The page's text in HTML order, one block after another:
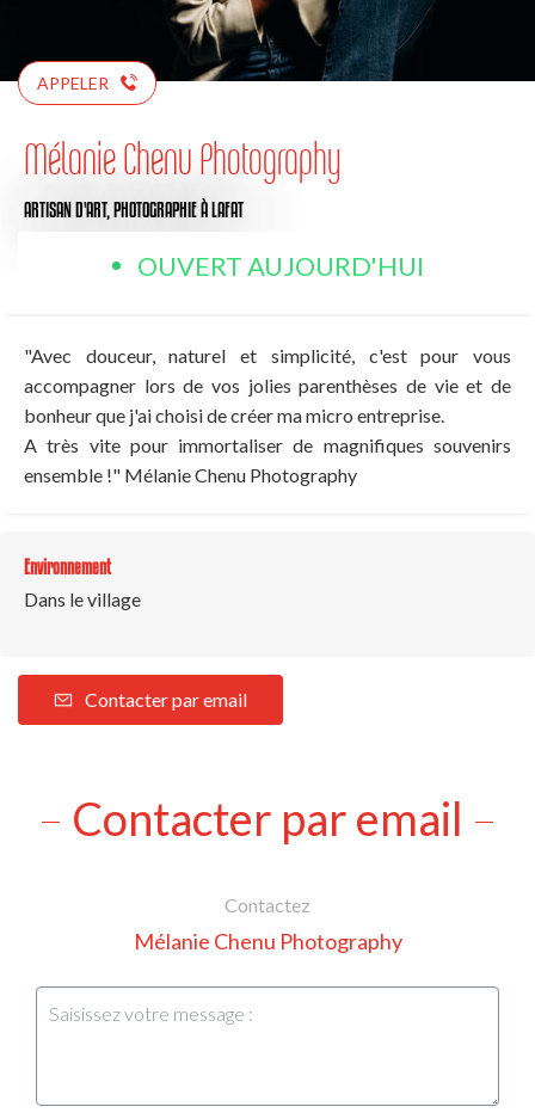
APPELER
Mélanie Chenu Photography
ARTISAN D'ART, PHOTOGRAPHIEÀ LAFAT
OUVERT AUJOURD'HUI
"Avec douceur, naturel et simplicité, c'est pour vous
accompagner lors de vos jolies parenthèses de vie et de
bonheur que j'ai choisi de créer ma micro entreprise.
​​A très vite pour immortaliser de magnifiques souvenirs
ensemble !" Mélanie Chenu Photography
Environnement
Dans le village
Contacter par email
Contacter par email
Contactez
Mélanie Chenu Photography